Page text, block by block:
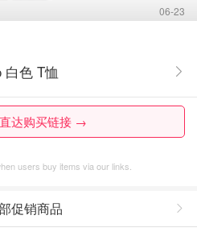
06-23
白色 T恤
达购买链接 →
users buy items via our links.
促销商品